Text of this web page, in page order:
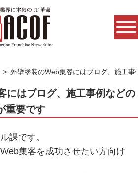
外壁塗装のWeb集客にはブログ、施工
にはブログ、施工事例などの
重要です
課です。
集客を成功させたい方向け